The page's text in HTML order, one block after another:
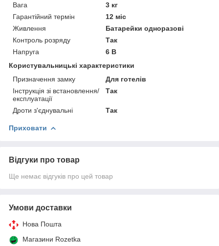
Вага
3 кг
Гарантійний термін
12 міс
Живлення
Батарейки одноразові
Контроль розряду
Так
Напруга
6 В
Користувальницькі характеристики
Призначення замку
Для готелів
Інструкція зі встановлення/
експлуатації
Так
Дроти з'єднувальні Так
Приховати
Відгуки про товар
Ще немає відгуків про цей товар
Умови доставки
Нова Пошта
Магазини Rozetka